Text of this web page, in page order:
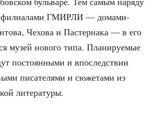
ГМИРЛИ — дома­ми-
Чехо­ва и Пастер­на­ка — в его
музей ново­го типа. Пла­ни­ру­е­мые
посто­ян­ны­ми и впо­след­ствии
писа­те­ля­ми и сюже­та­ми из
литературы.